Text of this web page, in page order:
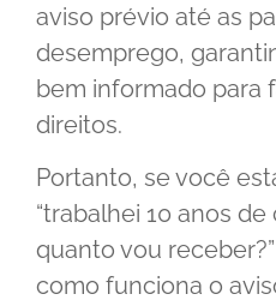
aviso prévio até as
desemprego,
bem informado para
direitos.
Portanto, se você
“trabalhei 10 anos
quanto vou
como funciona o